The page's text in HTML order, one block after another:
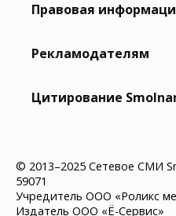
Правовая
Рекламодателям
Цитирование
© 2013–2025 Сетевое СМИ
59071
Учредитель ООО «Роликс
Издатель ООО «Ё-Сервис»